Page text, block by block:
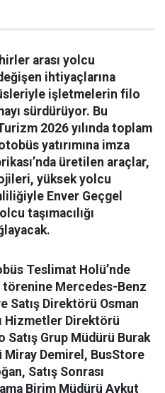
arası yolcu
ihtiyaçlarına
işletmelerin filo
sürdürüyor. Bu
2026 yılında toplam
yatırımına imza
üretilen araçlar,
yüksek yolcu
Enver Geçgel
taşımacılığı
Teslimat Holü’nde
Mercedes-Benz
Satış Direktörü Osman
Hizmetler Direktörü
Grup Müdürü Burak
Demirel, BusStore
Satış Sonrası
Birim Müdürü Aykut